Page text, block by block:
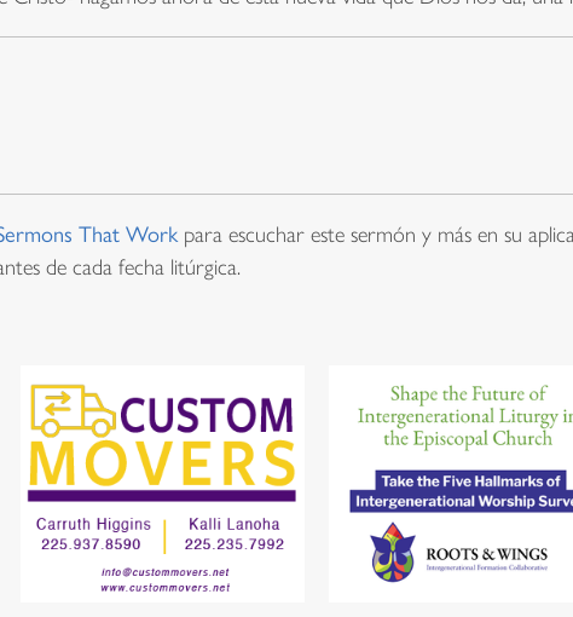
That Workpara escuchar este sermón y más en su
de cada fecha litúrgica.